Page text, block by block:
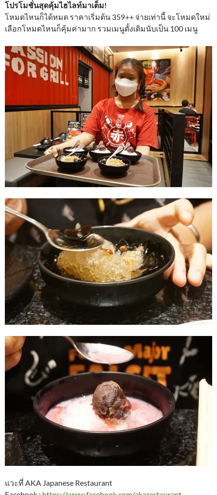
โปรโมชั่นสุดคุ้มไฮไลท์มาเต็ม!
โหมดไหนก็ได้หมด ราคาเริ่มต้น 359++ จ่ายเท่านี้ จะโหมดใหม่
เลือกโหมดไหนก็คุ้มค่ามาก รวมเมนูดั้งเดิมนับเป็น 100 เมนู
แวะที่ AKA Japanese Restaurant